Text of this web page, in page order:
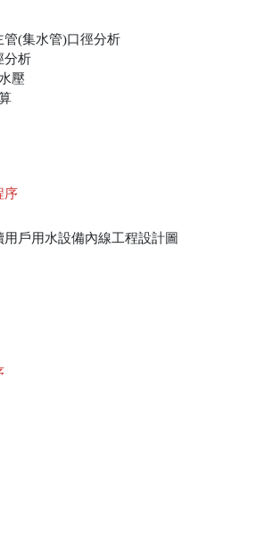
管(集水管)口徑分析
分析
壓
序
用戶用水設備內線工程設計圖